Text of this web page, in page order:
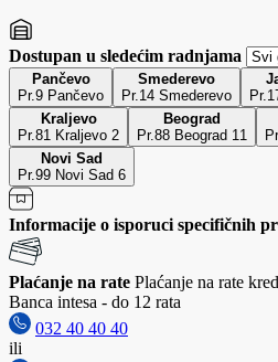
Dostupan u sledećim radnjama
Pančevo
Pr.9 Pančevo
Smederevo
Pr.14 Smederevo
Kraljevo
Pr.81 Kraljevo 2
Beograd
Pr.88 Beograd 11
Novi Sad
Pr.99 Novi Sad 6
Informacije o isporuci specifičnih
Plaćanje na rate Plaćanje na rate
Banca intesa - do 12 rata
032 40 40 40
ili